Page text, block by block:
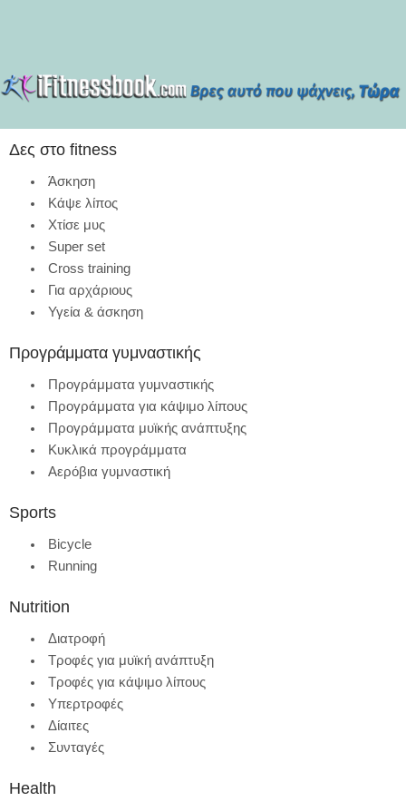
Δες στο fitness
Άσκηση
Κάψε λίπος
Χτίσε μυς
Super set
Cross training
Για αρχάριους
Υγεία & άσκηση
Προγράμματα γυμναστικής
Προγράμματα γυμναστικής
Προγράμματα για κάψιμο λίπους
Προγράμματα μυϊκής ανάπτυξης
Κυκλικά προγράμματα
Αερόβια γυμναστική
Sports
Bicycle
Running
Nutrition
Διατροφή
Τροφές για μυϊκή ανάπτυξη
Τροφές για κάψιμο λίπους
Υπερτροφές
Δίαιτες
Συνταγές
Health